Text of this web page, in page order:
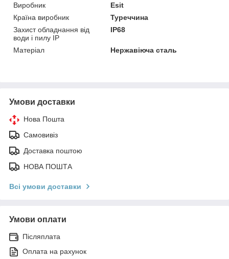
Виробник
Esit
Країна виробник
Туреччина
Захист обладнання від
води і пилу IP
IP68
Матеріал Нержавіюча сталь
Умови доставки
Нова Пошта
Самовивіз
Доставка поштою
НОВА ПОШТА
Всі умови доставки
Умови оплати
Післяплата
Оплата на рахунок